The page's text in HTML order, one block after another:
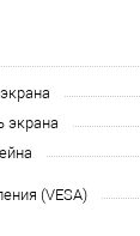
экрана
(VESA)